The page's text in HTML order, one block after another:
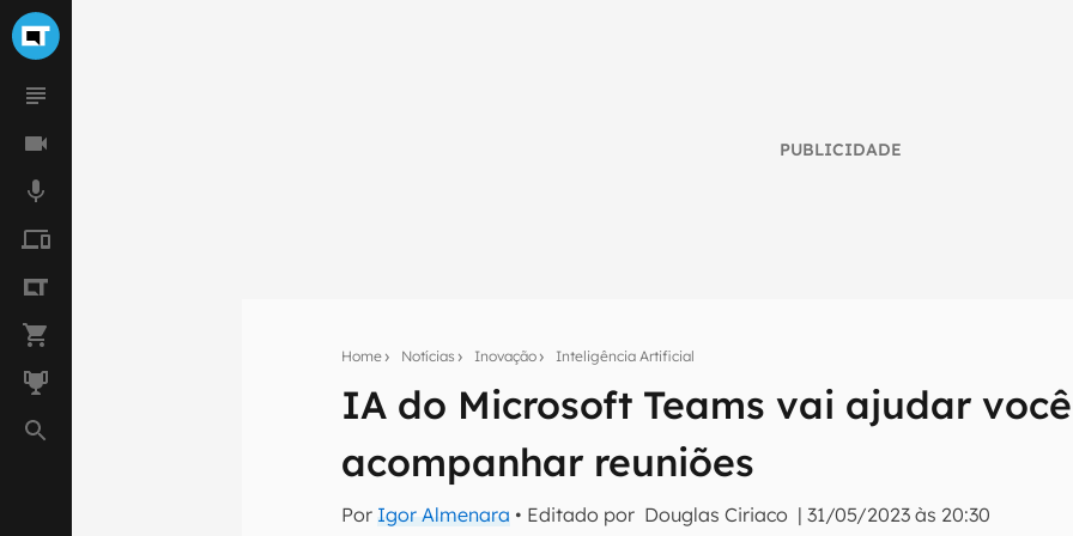
PUBLICIDADE
Home Notícias Inovação Inteligência Artificial
IA do Microsoft Teams vai ajudar
acompanhar reuniões
Por Igor Almenara • Editado por Douglas Ciriaco |31/05/2023 às 20:30
Seu resumo inteligente do mundo tech!
Assine a newsletter do Canaltech e receba notícias e reviews sobre tecnologia